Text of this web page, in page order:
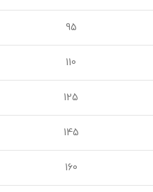
95
110
125
145
160